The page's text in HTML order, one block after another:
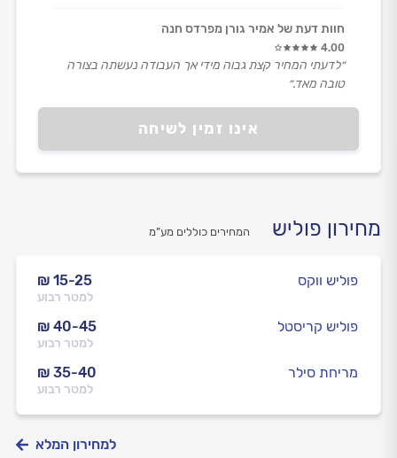
אינו זמין לשיחה
חוות דעת של אמיר גורן מפרדס חנה
4.00
״לדעתי המחיר קצת גבוה מידי אך העבודה נעשתה בצורה
טובה מאד.״
מחירון פוליש המחירים כוללים מע”מ
₪ 15-25
למטר רבוע
פוליש ווקס
₪ 40-45
למטר רבוע
פוליש קריסטל
₪ 35-40
למטר רבוע
מריחת סילר
למחירון המלא